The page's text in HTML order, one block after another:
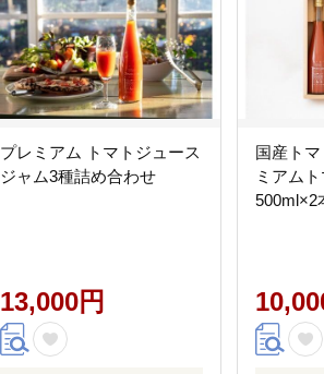
プレミアム トマトジュース
ジャム3種詰め合わせ
13,000円
国産ト
ミアム
500ml×2